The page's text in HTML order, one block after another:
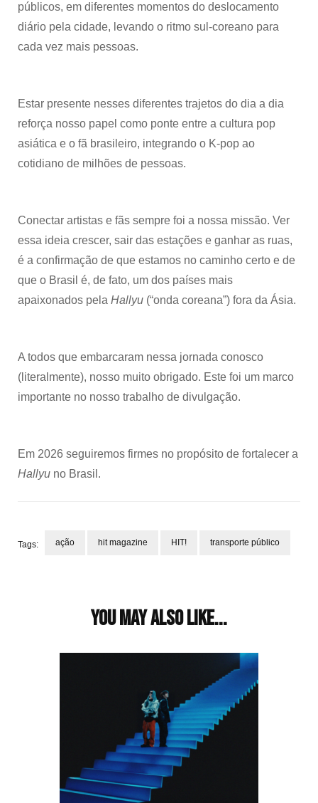
públicos, em diferentes momentos do deslocamento
diário pela cidade, levando o ritmo sul-coreano para
cada vez mais pessoas.
Estar presente nesses diferentes trajetos do dia a dia
reforça nosso papel como ponte entre a cultura pop
asiática e o fã brasileiro, integrando o K-pop ao
cotidiano de milhões de pessoas.
Conectar artistas e fãs sempre foi a nossa missão. Ver
essa ideia crescer, sair das estações e ganhar as ruas,
é a confirmação de que estamos no caminho certo e de
que o Brasil é, de fato, um dos países mais
apaixonados pela Hallyu (“onda coreana”) fora da Ásia.
A todos que embarcaram nessa jornada conosco
(literalmente), nosso muito obrigado. Este foi um marco
importante no nosso trabalho de divulgação.
Em 2026 seguiremos firmes no propósito de fortalecer a
Hallyu no Brasil.
Tags: ação hit magazine HIT! transporte público
You may also like...